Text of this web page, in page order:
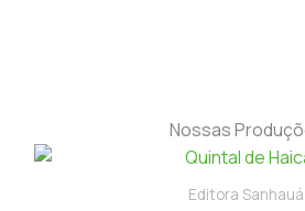
Nossas
Editora Sanhauá